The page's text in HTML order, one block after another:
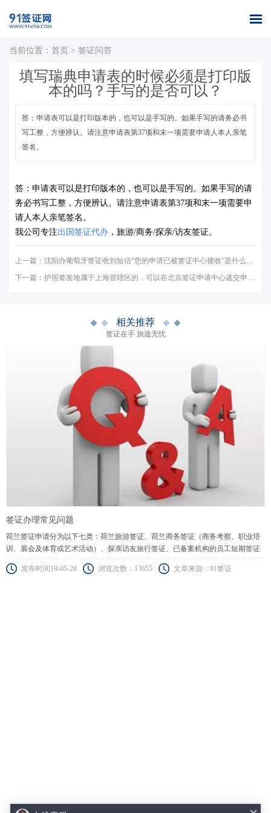
首页 全球签证
办理
签证案例
库
当前位置： 首页 > 签证问答
填写瑞典申请表的时候必须是打印版
本的吗？手写的是否可以？
答：申请表可以是打印版本的，也可以是手写的。如果手写的请务必书
写工整，方便辨认。请注意申请表第37项和末一项需要申请人本人亲笔
签名。
答： 申请表可以是打印版本的，也可以是手写的。如果手写的请
务必书写工整，方便辨认。请注意申请表第37项和末一项需要申
请人本人亲笔签名。
我公司专注出国签证代办 ，旅游/商务/探亲/访友签证。
上一篇： 沈阳办葡萄牙签证收到短信“您的申请已被签证中心接收”是什么意思？
下一篇： 护照签发地属于上海管辖区的，可以在北京签证申请中心递交申请吗？
相关推荐
签证在手 旅途无忧
签证办理常见问题
荷兰签证申请分为以下七类：荷兰旅游签证、荷兰商务签证（商务考察、职业培
训、展会及体育或艺术活动）、探亲访友旅行签证、已备案机构的员工短期签证
发布时间19-05-28
浏览次数：13655 文章来源：91签证